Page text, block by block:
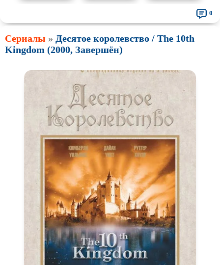
0
Сериалы » Десятое королевство / The 10th
Kingdom (2000, Завершён)